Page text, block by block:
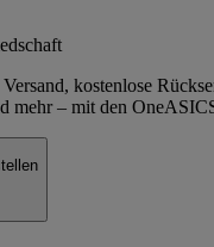
kostenlose
mehr – mit den